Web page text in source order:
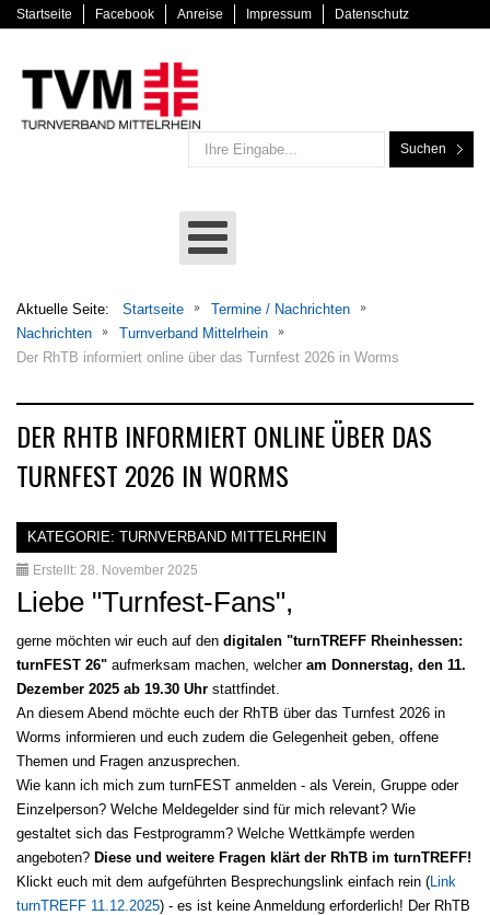
Startseite Facebook Anreise Impressum Datenschutz
Suchen
Aktuelle Seite: Startseite
Termine / Nachrichten
Nachrichten
Turnverband Mittelrhein
Der RhTB informiert online über das Turnfest 2026 in Worms
DER RHTB INFORMIERT ONLINE ÜBER DAS
TURNFEST 2026 IN WORMS
KATEGORIE: TURNVERBAND MITTELRHEIN
Erstellt: 28. November 2025
Liebe "Turnfest-Fans",
gerne möchten wir euch auf den digitalen "turnTREFF Rheinhessen:
turnFEST 26" aufmerksam machen, welcher am Donnerstag, den 11.
Dezember 2025 ab 19.30 Uhr stattfindet.
An diesem Abend möchte euch der RhTB über das Turnfest 2026 in
Worms informieren und euch zudem die Gelegenheit geben, offene
Themen und Fragen anzusprechen.
Wie kann ich mich zum turnFEST anmelden - als Verein, Gruppe oder
Einzelperson? Welche Meldegelder sind für mich relevant? Wie
gestaltet sich das Festprogramm? Welche Wettkämpfe werden
angeboten? Diese und weitere Fragen klärt der RhTB im turnTREFF!
Klickt euch mit dem aufgeführten Besprechungslink einfach rein (Link
turnTREFF 11.12.2025) - es ist keine Anmeldung erforderlich! Der RhTB